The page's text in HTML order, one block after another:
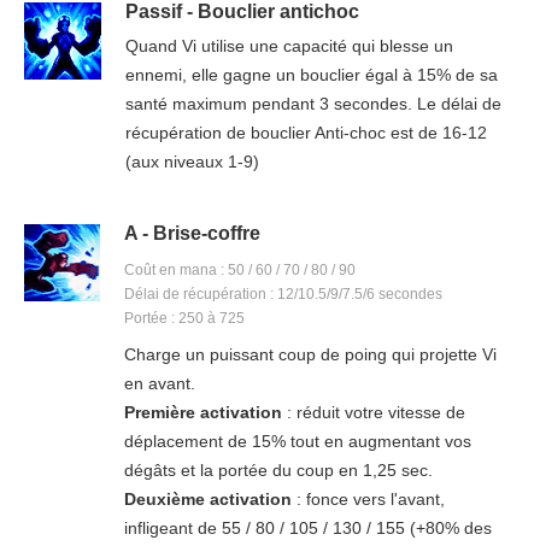
Passif - Bouclier antichoc
Quand Vi utilise une capacité qui blesse un
ennemi, elle gagne un bouclier égal à 15% de sa
santé maximum pendant 3 secondes. Le délai de
récupération de bouclier Anti-choc est de 16-12
(aux niveaux 1-9)
A - Brise-coffre
Coût en mana : 50 / 60 / 70 / 80 / 90
Délai de récupération : 12/10.5/9/7.5/6 secondes
Portée : 250 à 725
Charge un puissant coup de poing qui projette Vi
en avant.
Première activation : réduit votre vitesse de
déplacement de 15% tout en augmentant vos
dégâts et la portée du coup en 1,25 sec.
Deuxième activation : fonce vers l'avant,
infligeant de 55 / 80 / 105 / 130 / 155 (+80% des